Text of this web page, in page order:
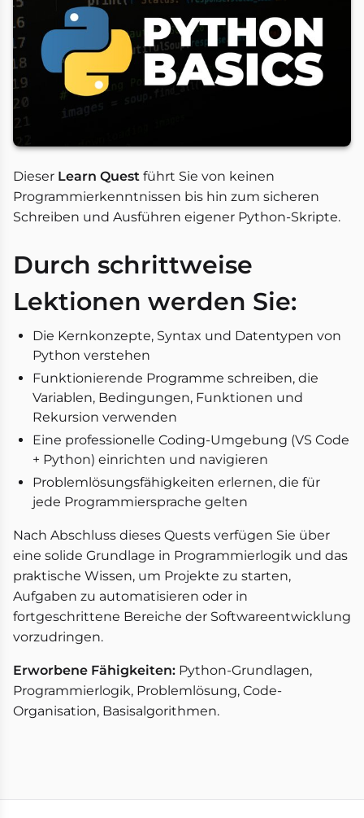
Dieser Learn Quest führt Sie von keinen
Programmierkenntnissen bis hin zum sicheren
Schreiben und Ausführen eigener Python-Skripte.
Durch schrittweise
Lektionen werden Sie:
Die Kernkonzepte, Syntax und Datentypen von
Python verstehen
Funktionierende Programme schreiben, die
Variablen, Bedingungen, Funktionen und
Rekursion verwenden
Eine professionelle Coding-Umgebung (VS Code
+ Python) einrichten und navigieren
Problemlösungsfähigkeiten erlernen, die für
jede Programmiersprache gelten
Nach Abschluss dieses Quests verfügen Sie über
eine solide Grundlage in Programmierlogik und das
praktische Wissen, um Projekte zu starten,
Aufgaben zu automatisieren oder in
fortgeschrittene Bereiche der Softwareentwicklung
vorzudringen.
Erworbene Fähigkeiten: Python-Grundlagen,
Programmierlogik, Problemlösung, Code-
Organisation, Basisalgorithmen.